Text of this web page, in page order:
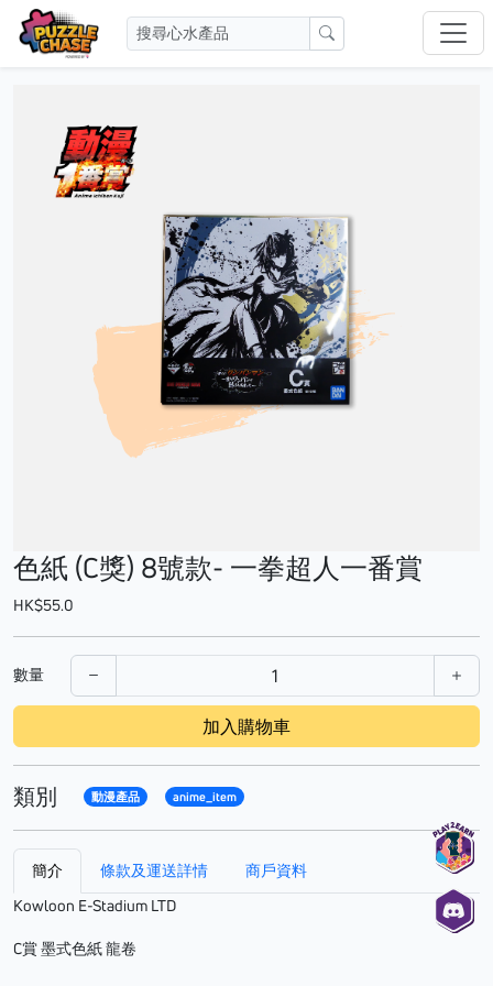
色紙 (C獎) 8號款- 一拳超人一番賞
HK$55.0
數量
加入購物車
類別 動漫產品 anime_item
簡介 條款及運送詳情
商戶資料
Kowloon E-Stadium LTD
C賞 墨式色紙 龍卷